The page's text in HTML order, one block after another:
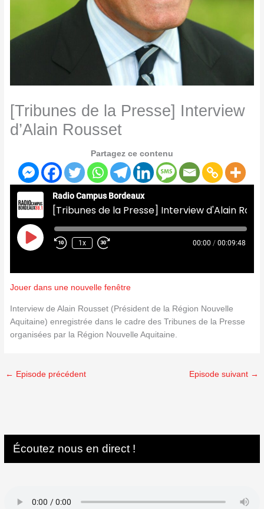
[Tribunes de la Presse] Interview
d’Alain Rousset
Partagez ce contenu
Radio Campus Bordeaux
Play
Episode
1x 00:00 / 00:09:48
Jouer dans une nouvelle fenêtre
Interview de Alain Rousset (Président de la Région Nouvelle
Aquitaine) enregistrée dans le cadre des Tribunes de la Presse
organisées par la Région Nouvelle Aquitaine.
← Episode précédent Episode suivant →
Écoutez nous en direct !